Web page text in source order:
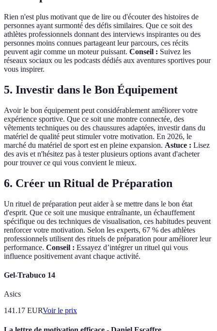
Rien n'est plus motivant que de lire ou d'écouter des histoires de
personnes ayant surmonté des défis similaires. Que ce soit des
athlètes professionnels donnant des interviews inspirantes ou des
personnes moins connues partageant leur parcours, ces récits
peuvent agir comme un moteur puissant. Conseil : Suivez les
réseaux sociaux ou les podcasts dédiés aux aventures sportives pour
vous inspirer.
5. Investir dans le Bon Équipement
Avoir le bon équipement peut considérablement améliorer votre
expérience sportive. Que ce soit une montre connectée, des
vêtements techniques ou des chaussures adaptées, investir dans du
matériel de qualité peut stimuler votre motivation. En 2026, le
marché du matériel de sport est en pleine expansion. Astuce : Lisez
des avis et n'hésitez pas à tester plusieurs options avant d'acheter
pour trouver ce qui vous convient le mieux.
6. Créer un Ritual de Préparation
Un rituel de préparation peut aider à se mettre dans le bon état
d'esprit. Que ce soit une musique entraînante, un échauffement
spécifique ou des techniques de visualisation, ces habitudes peuvent
renforcer votre motivation. Selon les experts, 67 % des athlètes
professionnels utilisent des rituels de préparation pour améliorer leur
performance. Conseil : Essayez d’intégrer un rituel qui vous
influence positivement avant chaque activité.
Gel-Trabuco 14
Asics
141.17 EURVoir le prix